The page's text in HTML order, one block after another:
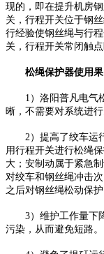
现的，即在提升机房
关，行程开关位于钢
行经验使钢丝绳与行
关，行程开关常闭触
松绳保护器使用果
1）洛阳普凡电气松
晰，不需要对系统进
2）提高了绞车运行
用行程开关进行松绳
大；安制动属于紧急
对绞车和钢丝绳冲击
之后对钢丝绳松动保
3）维护工作量下降
污染，从而避免短路。